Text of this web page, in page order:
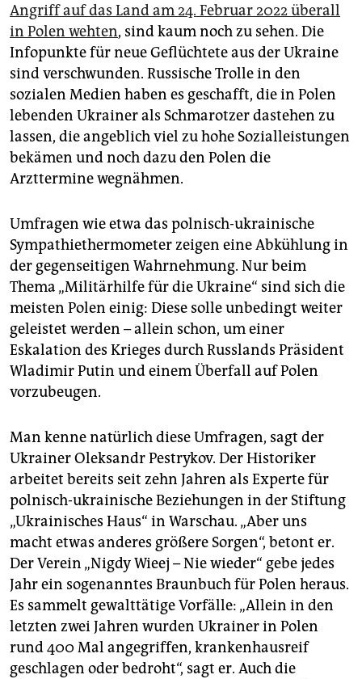
Angriff auf das Land am 24. Februar 2022 überall
in Polen wehten, sind kaum noch zu sehen. Die
Infopunkte für neue Geflüchtete aus der Ukraine
sind verschwunden. Russische Trolle in den
sozialen Medien haben es geschafft, die in Polen
lebenden Ukrainer als Schmarotzer dastehen zu
lassen, die angeblich viel zu hohe Sozialleistungen
bekämen und noch dazu den Polen die
Arzttermine wegnähmen.
Umfragen wie etwa das polnisch-ukrainische
Sympathiethermometer zeigen eine Abkühlung in
der gegenseitigen Wahrnehmung. Nur beim
Thema „Militärhilfe für die Ukraine“ sind sich die
meisten Polen einig: Diese solle unbedingt weiter
geleistet werden – allein schon, um einer
Eskalation des Krieges durch Russlands Präsident
Wladimir Putin und einem Überfall auf Polen
vorzubeugen.
Man kenne natürlich diese Umfragen, sagt der
Ukrainer Oleksandr Pestrykov. Der Historiker
arbeitet bereits seit zehn Jahren als Experte für
polnisch-ukrainische Beziehungen in der Stiftung
„Ukrainisches Haus“ in Warschau. „Aber uns
macht etwas anderes größere Sorgen“, betont er.
Der Verein „Nigdy Wieej – Nie wieder“ gebe jedes
Jahr ein sogenanntes Braunbuch für Polen heraus.
Es sammelt gewalttätige Vorfälle: „Allein in den
letzten zwei Jahren wurden Ukrainer in Polen
rund 400 Mal angegriffen, krankenhausreif
geschlagen oder bedroht“, sagt er. Auch die